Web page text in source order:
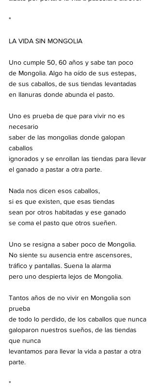
*
LA VIDA SIN MONGOLIA
Uno cumple 50, 60 años y sabe tan poco
de Mongolia. Algo ha oído de sus estepas,
de sus caballos, de sus tiendas levantadas
en llanuras donde abunda el pasto.
Uno es prueba de que para vivir no es
necesario
saber de las mongolias donde galopan
caballos
ignorados y se enrollan las tiendas para llevar
el ganado a pastar a otra parte.
Nada nos dicen esos caballos,
si es que existen, que esas tiendas
sean por otros habitadas y ese ganado
se coma el pasto que otros sueñen.
Uno se resigna a saber poco de Mongolia.
No siente su ausencia entre ascensores,
tráfico y pantallas. Suena la alarma
pero uno despierta lejos de Mongolia.
Tantos años de no vivir en Mongolia son
prueba
de todo lo perdido, de los caballos que nunca
galoparon nuestros sueños, de las tiendas
que nunca
levantamos para llevar la vida a pastar a otra
parte.
*